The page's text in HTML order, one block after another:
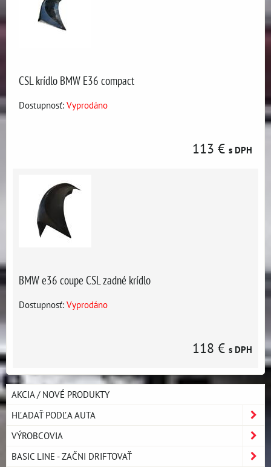
CSL krídlo BMW E36 compact
Dostupnosť: Vyprodáno
113 € s DPH
BMW e36 coupe CSL zadné krídlo
Dostupnosť: Vyprodáno
118 € s DPH
AKCIA / NOVÉ PRODUKTY
HĽADAŤ PODĽA AUTA
VÝROBCOVIA
BASIC LINE - ZAČNI DRIFTOVAŤ